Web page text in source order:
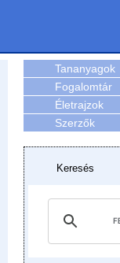
Tananyagok
Fogalomtár
Életrajzok
Szerzők
Keresés